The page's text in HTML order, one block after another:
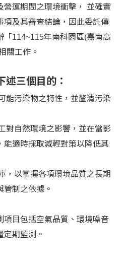
營運期間之環境衝擊， 並確實
項及其審查結論，因此委託傳
「114~115年南科園區(嘉南高
關工作。
述三個目的：
能污染物之特性，並釐清污染
對自然環境之影響，並在當影
能適時採取減輕對策以降低其
，以掌握各項環境品質之長期
管制之依據。
項目包括空氣品質、環境噪音
定期監測。